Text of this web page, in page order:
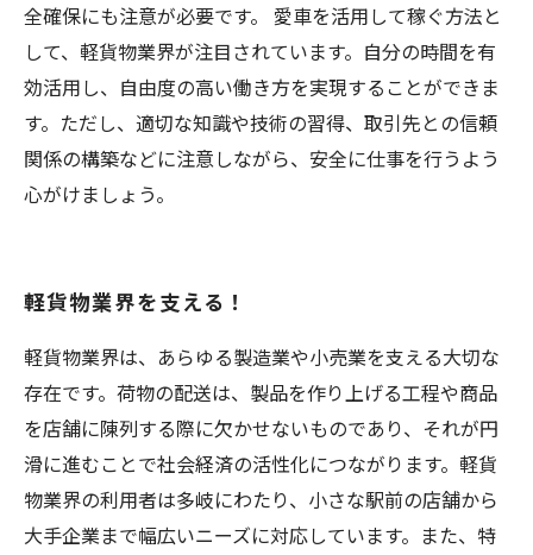
全確保にも注意が必要です。 愛車を活用して稼ぐ方法と
して、軽貨物業界が注目されています。自分の時間を有
効活用し、自由度の高い働き方を実現することができま
す。ただし、適切な知識や技術の習得、取引先との信頼
関係の構築などに注意しながら、安全に仕事を行うよう
心がけましょう。
軽貨物業界を支える！
軽貨物業界は、あらゆる製造業や小売業を支える大切な
存在です。荷物の配送は、製品を作り上げる工程や商品
を店舗に陳列する際に欠かせないものであり、それが円
滑に進むことで社会経済の活性化につながります。軽貨
物業界の利用者は多岐にわたり、小さな駅前の店舗から
大手企業まで幅広いニーズに対応しています。また、特